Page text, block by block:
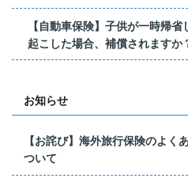
【自動車保険】子供が一時帰
起こした場合、補償されますか
お知らせ
【お詫び】海外旅行保険のよく
ついて